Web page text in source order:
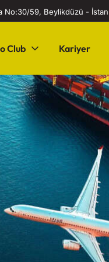
No:30/59, Beylikdüzü -
Club Kariyer